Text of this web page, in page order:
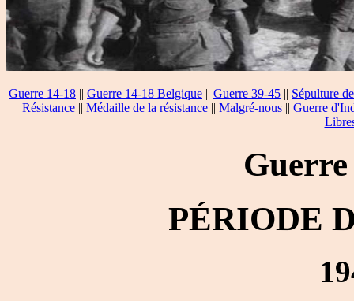
Guerre 14-18 || Guerre 14-18 Belgique || Guerre 39-45 || Sépulture
Résistance || Médaille de la résistance || Malgré-nous || Guerre
PÉRIODE